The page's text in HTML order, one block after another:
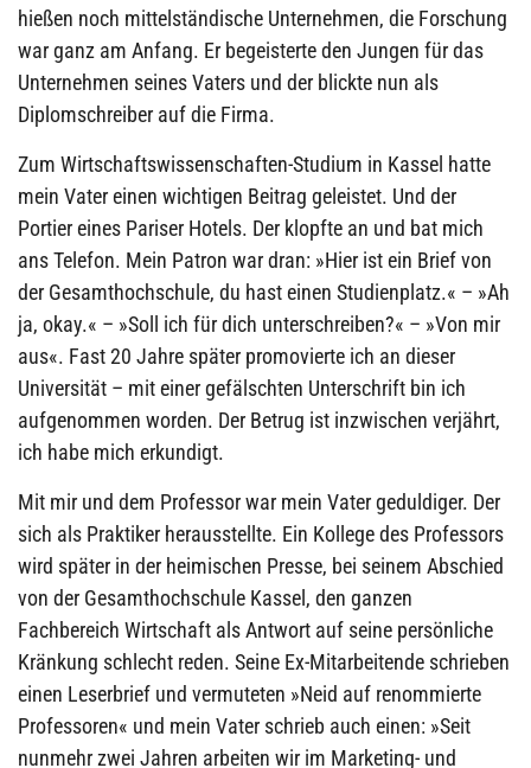
hießen noch mittelständische Unternehmen, die Forschung
war ganz am Anfang. Er begeisterte den Jungen für das
Unternehmen seines Vaters und der blickte nun als
Diplomschreiber auf die Firma.
Zum Wirtschaftswissenschaften-Studium in Kassel hatte
mein Vater einen wichtigen Beitrag geleistet. Und der
Portier eines Pariser Hotels. Der klopfte an und bat mich
ans Telefon. Mein Patron war dran: »Hier ist ein Brief von
der Gesamthochschule, du hast einen Studienplatz.« – »Ah
ja, okay.« – »Soll ich für dich unterschreiben?« – »Von mir
aus«. Fast 20 Jahre später promovierte ich an dieser
Universität – mit einer gefälschten Unterschrift bin ich
aufgenommen worden. Der Betrug ist inzwischen verjährt,
ich habe mich erkundigt.
Mit mir und dem Professor war mein Vater geduldiger. Der
sich als Praktiker herausstellte. Ein Kollege des Professors
wird später in der heimischen Presse, bei seinem Abschied
von der Gesamthochschule Kassel, den ganzen
Fachbereich Wirtschaft als Antwort auf seine persönliche
Kränkung schlecht reden. Seine Ex-Mitarbeitende schrieben
einen Leserbrief und vermuteten »Neid auf renommierte
Professoren« und mein Vater schrieb auch einen: »Seit
nunmehr zwei Jahren arbeiten wir im Marketing- und